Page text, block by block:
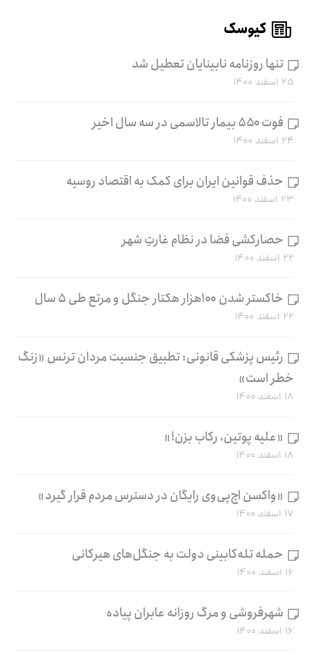
کیوسک
تنها روزنامه نابینایان تعطیل شد
۲۵ اسفند ۱۴۰۰
فوت ۵۵۰ بیمار تالاسمی در سه سال اخیر
۲۴ اسفند ۱۴۰۰
حذف قوانین ایران برای کمک به اقتصاد روسیه
۲۳ اسفند ۱۴۰۰
حصارکشی فضا در نظام غارتِ شهر
۲۲ اسفند ۱۴۰۰
خاکستر شدن ۱۰۰هزار هکتار جنگل و مرتع طی ۵ سال
۲۲ اسفند ۱۴۰۰
رئیس پزشکی قانونی: تطبیق جنسیت مردان ترنس «زنگ
خطر است»
۱۸ اسفند ۱۴۰۰
«علیه پوتین، رکاب بزن!»
۱۸ اسفند ۱۴۰۰
«واکسن اچ‌پی‌وی رایگان در دسترس مردم قرار گیرد»
۱۷ اسفند ۱۴۰۰
حمله تله‌کابینی دولت به جنگل‌های هیرکانی
۱۶ اسفند ۱۴۰۰
شهرفروشی و مرگ روزانه عابران پیاده
۱۶ اسفند ۱۴۰۰